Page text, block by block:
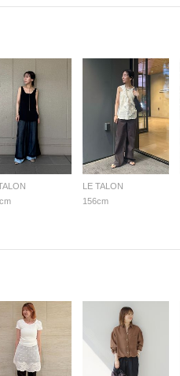
LE TALON
156cm